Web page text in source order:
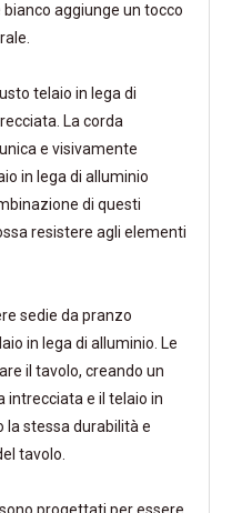
aggiunge un tocco
telaio in lega di
La corda
e visivamente
in lega di alluminio
di questi
resistere agli elementi
sedie da pranzo
in lega di alluminio. Le
il tavolo, creando un
intrecciata e il telaio in
la stessa durabilità e
tavolo.